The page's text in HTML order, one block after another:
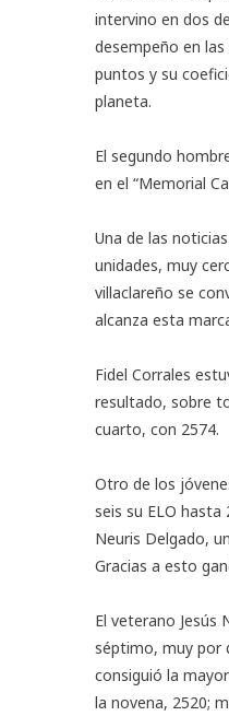
intervino en dos
desempeño en
puntos y su
planeta.
El segundo
en el “Memorial
Una de las
unidades, muy
villaclareño se
alcanza esta
Fidel Corrales
resultado, sobre
cuarto, con 2574.
Otro de los
seis su ELO
Neuris Delgado,
Gracias a esto
El veterano Jesús
séptimo, muy por
consiguió la
la novena, 2520;